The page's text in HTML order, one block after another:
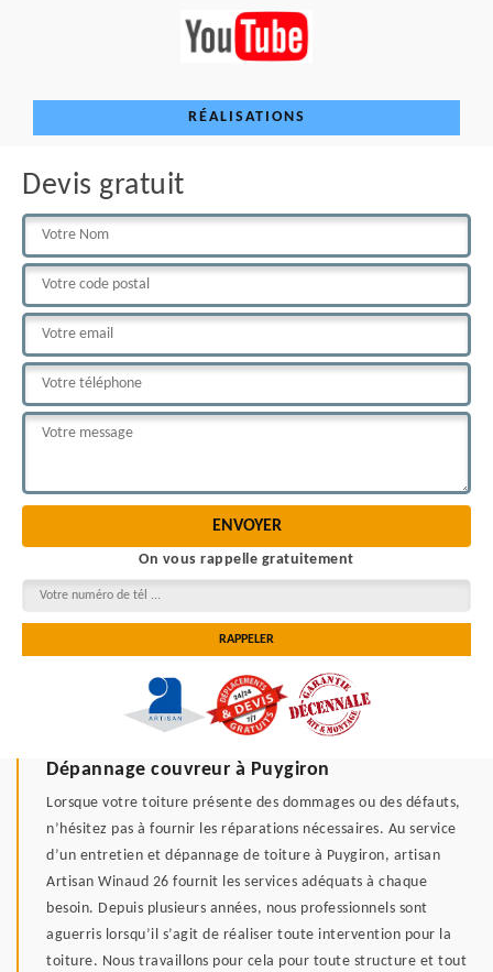
RÉALISATIONS
Devis gratuit
On vous rappelle gratuitement
Dépannage couvreur à Puygiron
Lorsque votre toiture présente des dommages ou des défauts,
n’hésitez pas à fournir les réparations nécessaires. Au service
d’un entretien et dépannage de toiture à Puygiron, artisan
Artisan Winaud 26 fournit les services adéquats à chaque
besoin. Depuis plusieurs années, nous professionnels sont
aguerris lorsqu’il s’agit de réaliser toute intervention pour la
toiture. Nous travaillons pour cela pour toute structure et tout